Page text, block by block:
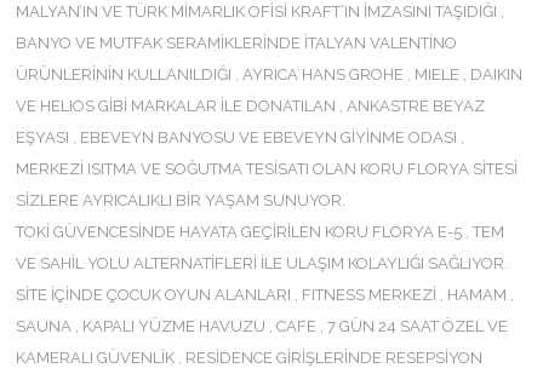
MALYAN’IN VE TÜRK MİMARLIK OFİSİ KRAFT’IN İMZASINI TAŞIDIĞI ,
BANYO VE MUTFAK SERAMİKLERİNDE İTALYAN VALENTİNO
ÜRÜNLERİNİN KULLANILDIĞI , AYRICA HANS GROHE , MIELE , DAIKIN
VE HELIOS GİBİ MARKALAR İLE DONATILAN , ANKASTRE BEYAZ
EŞYASI , EBEVEYN BANYOSU VE EBEVEYN GİYİNME ODASI ,
MERKEZİ ISITMA VE SOĞUTMA TESİSATI OLAN KORU FLORYA SİTESİ
SİZLERE AYRICALIKLI BİR YAŞAM SUNUYOR.
TOKİ GÜVENCESİNDE HAYATA GEÇİRİLEN KORU FLORYA E-5 , TEM
VE SAHİL YOLU ALTERNATİFLERİ İLE ULAŞIM KOLAYLIĞI SAĞLIYOR.
SİTE İÇİNDE ÇOCUK OYUN ALANLARI , FITNESS MERKEZİ , HAMAM ,
SAUNA , KAPALI YÜZME HAVUZU , CAFE , 7 GÜN 24 SAAT ÖZEL VE
KAMERALI GÜVENLİK , RESİDENCE GİRİŞLERİNDE RESEPSİYON